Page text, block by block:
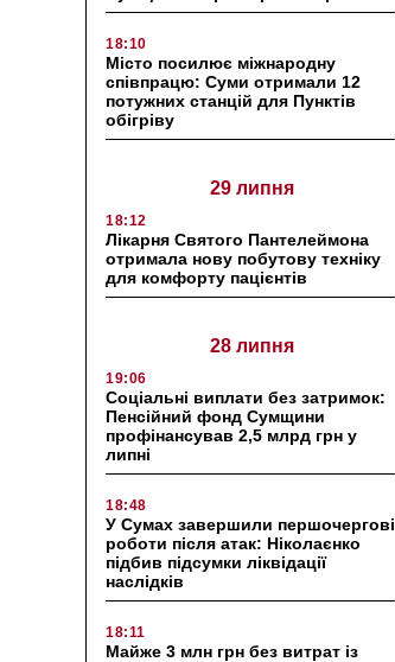
18:10
Місто посилює міжнародну
співпрацю: Суми отримали 12
потужних станцій для Пунктів
обігріву
29 липня
18:12
Лікарня Святого Пантелеймона
отримала нову побутову техніку
для комфорту пацієнтів
28 липня
19:06
Соціальні виплати без затримок:
Пенсійний фонд Сумщини
профінансував 2,5 млрд грн у
липні
18:48
У Сумах завершили першочергові
роботи після атак: Ніколаєнко
підбив підсумки ліквідації
наслідків
18:11
Майже 3 млн грн без витрат із